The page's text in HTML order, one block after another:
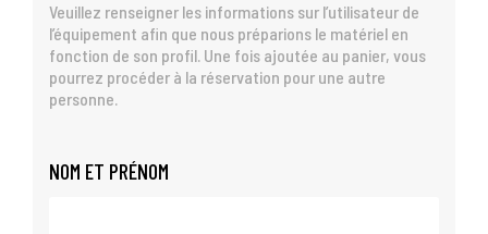
Veuillez renseigner les informations sur l’utilisateur de
l’équipement afin que nous préparions le matériel en
fonction de son profil. Une fois ajoutée au panier, vous
pourrez procéder à la réservation pour une autre
personne.
NOM ET PRÉNOM